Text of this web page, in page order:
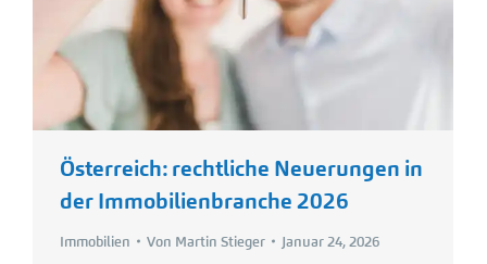
Österreich: rechtliche Neuerungen in
der Immobilienbranche 2026
Immobilien Von Martin Stieger Januar 24, 2026